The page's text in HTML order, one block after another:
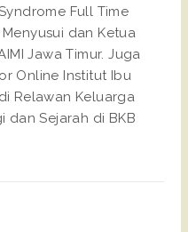
Full Time
dan Ketua
Jawa Timur. Juga
Online Institut Ibu
Relawan Keluarga
dan Sejarah di BKB